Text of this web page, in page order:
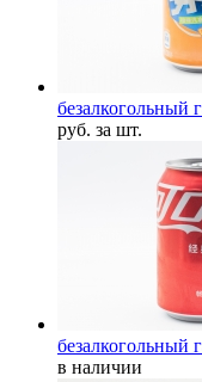
безалкогольный
руб. за шт.
безалкогольный
в наличии